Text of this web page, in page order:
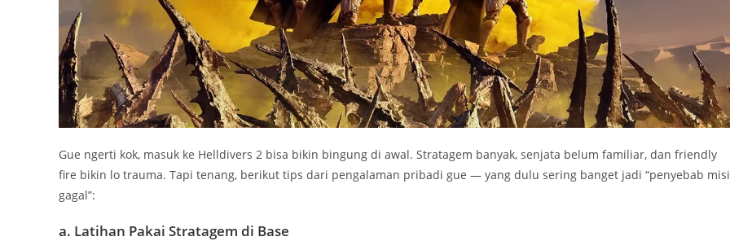
Gue ngerti kok, masuk ke Helldivers 2 bisa bikin bingung di awal. Stratagem banyak, senjata belum familiar, dan friendly
fire bikin lo trauma. Tapi tenang, berikut tips dari pengalaman pribadi gue — yang dulu sering banget jadi “penyebab misi
gagal”:
a. Latihan Pakai Stratagem di Base